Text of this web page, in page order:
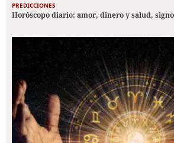
PREDICCIONES
Horóscopo diario: amor, dinero y salud,